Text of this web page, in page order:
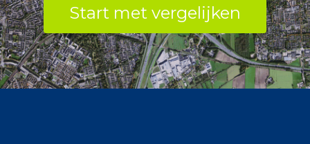
Start met vergelijken